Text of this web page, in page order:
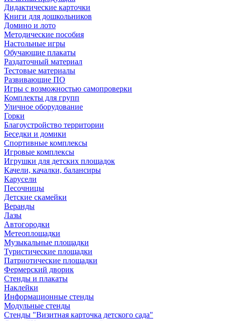
Дидактические карточки
Книги для дошкольников
Домино и лото
Методические пособия
Настольные игры
Обучающие плакаты
Раздаточный материал
Тестовые материалы
Развивающие ПО
Игры с возможностью самопроверки
Комплекты для групп
Уличное оборудование
Горки
Благоустройство территории
Беседки и домики
Спортивные комплексы
Игровые комплексы
Игрушки для детских площадок
Качели, качалки, балансиры
Карусели
Песочницы
Детские скамейки
Веранды
Лазы
Автогородки
Метеоплощадки
Музыкальные площадки
Туристические площадки
Патриотические площадки
Фермерский дворик
Стенды и плакаты
Наклейки
Информационные стенды
Модульные стенды
Стенды "Визитная карточка детского сада"